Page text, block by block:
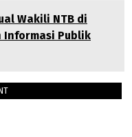
Wakili NTB di
Informasi Publik